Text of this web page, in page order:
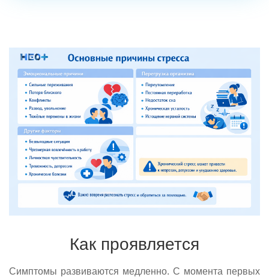
Как проявляется
Симптомы развиваются медленно. С момента первых